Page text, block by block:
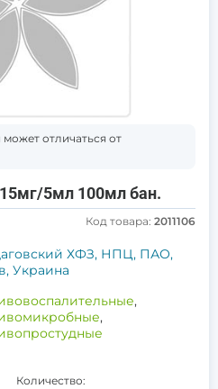
отличаться от
5мл 100мл бан.
Код товара: 2011106
ХФЗ, НПЦ, ПАО,
Украина
,
,
Количество: